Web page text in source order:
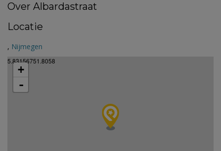
Over Albardastraat
Locatie
, Nijmegen
5.83156751.8058
+
-